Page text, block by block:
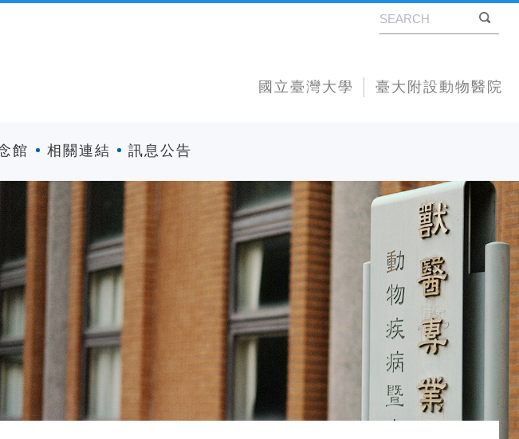
國立臺灣大學 臺大附設動物醫院
館 相關連結 訊息公告